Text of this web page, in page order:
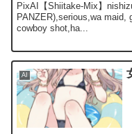
PixAI【Shiitake-Mix】
PANZER),serious,wa maid,
cowboy shot,ha...
AI